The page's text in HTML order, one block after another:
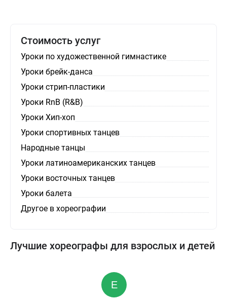
Стоимость услуг
Уроки по художественной гимнастике
Уроки брейк-данса
Уроки стрип-пластики
Уроки RnB (R&B)
Уроки Хип-хоп
Уроки спортивных танцев
Народные танцы
Уроки латиноамериканских танцев
Уроки восточных танцев
Уроки балета
Другое в хореографии
Лучшие хореографы для взрослых и детей